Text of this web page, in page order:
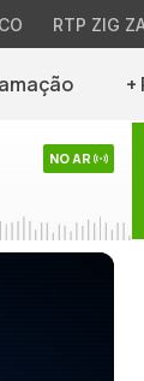
RTP ZIG
+
NO AR